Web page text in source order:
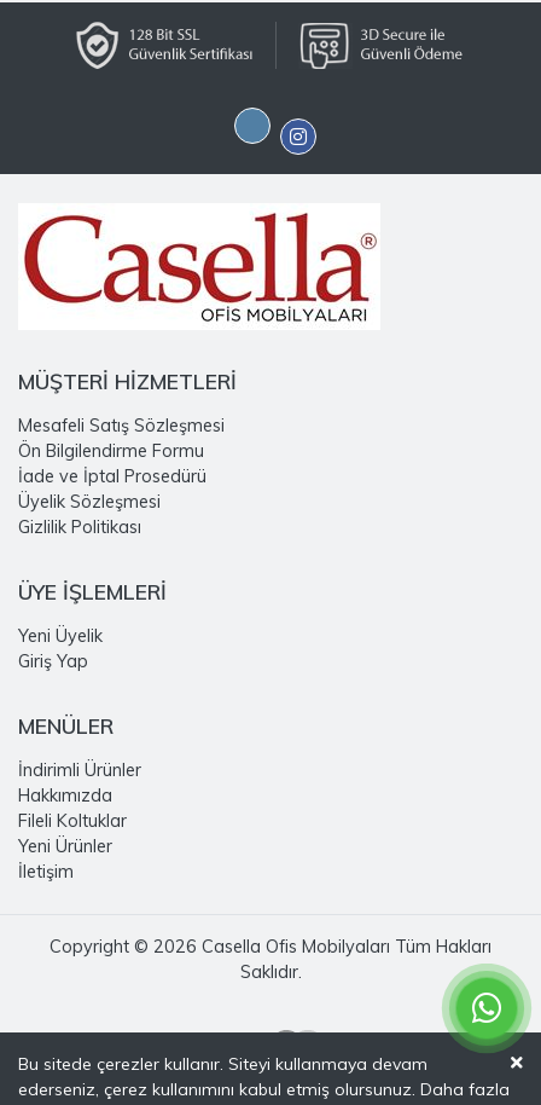
MÜŞTERİ HİZMETLERİ
Mesafeli Satış Sözleşmesi
Ön Bilgilendirme Formu
İade ve İptal Prosedürü
Üyelik Sözleşmesi
Gizlilik Politikası
ÜYE İŞLEMLERİ
Yeni Üyelik
Giriş Yap
MENÜLER
İndirimli Ürünler
Hakkımızda
Fileli Koltuklar
Yeni Ürünler
İletişim
Copyright © 2026 Casella Ofis Mobilyaları Tüm Hakları
Saklıdır.
Bu sitede çerezler kullanır. Siteyi kullanmaya devam
ederseniz, çerez kullanımını kabul etmiş olursunuz. Daha fazla